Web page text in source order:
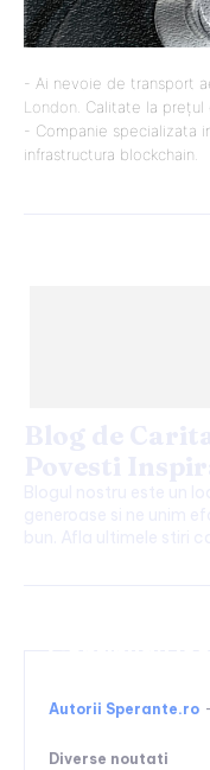
- Ai nevoie de transport
London . Calitate la prețul
- Companie specializata
infrastructura blockchain.
Autorii Sperante.ro -
Diverse noutati